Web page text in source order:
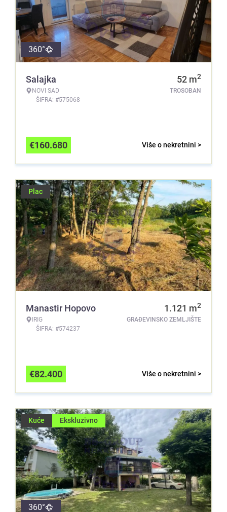
360°
Salajka
NOVI SAD
ŠIFRA: #575068
52 m2
TROSOBAN
Više o nekretnini >
€160.680
Plac
Manastir Hopovo
IRIG
ŠIFRA: #574237
1.121 m2
GRAĐEVINSKO ZEMLJIŠTE
Više o nekretnini >
€82.400
Kuće Ekskluzivno
360°